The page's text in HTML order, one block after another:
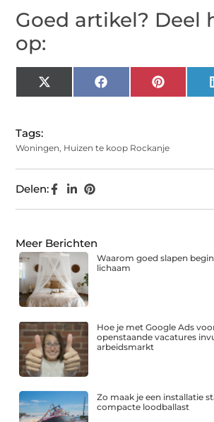
Goed artikel? Deel
op:
X
(Twitter)
Facebook Pinterest
Tags:
Woningen, Huizen te koop Rockanje
Delen:
Meer Berichten
Waarom goed slapen
lichaam
Hoe je met Google Ads
openstaande vacatures
arbeidsmarkt
Zo maak je een installatie
compacte loodballast